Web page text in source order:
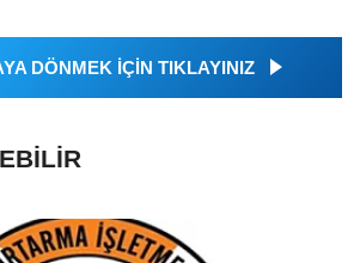
DÖNMEK İÇİN TIKLAYINIZ